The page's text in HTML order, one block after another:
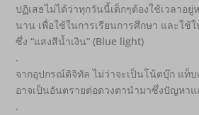
ปฏิเสธไม่ได้ว่าทุกวันนี้เด็กๆต้องใช้เวลาอยู่
นาน เพื่อใช้ในการเรียนการศึกษา และใช้
ซึ่ง “แสงสีน้ำเงิน” (Blue light)
.
จากอุปกรณ์ดิจิทัล ไม่ว่าจะเป็นโน้ตบุ๊ก แท็
อาจเป็นอันตรายต่อดวงตานำมาซึ่งปัญหา
.